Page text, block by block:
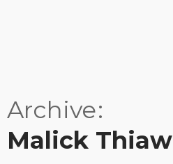
Archive
Malick Thiaw